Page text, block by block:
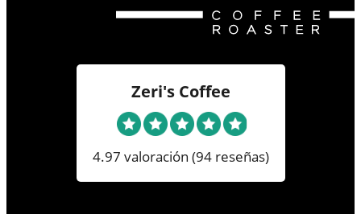
Zeri's Coffee
4.97 valoración (94 reseñas)